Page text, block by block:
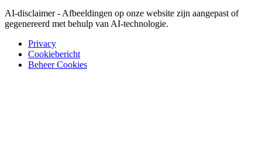
AI-disclaimer - Afbeeldingen op onze website zijn aangepast of
gegenereerd met behulp van AI-technologie.
Privacy
Cookiebericht
Beheer Cookies